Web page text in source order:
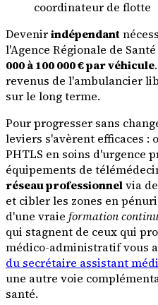
coordinateur de flotte
Devenirindépendant
l'Agence Régionale de
000 à 100 000 € par véhicule
revenus de l'ambulancier
sur le long terme.
Pour progresser sans
leviers s'avèrent efficaces
PHTLS en soins d'urgence
équipements de
réseau professionnelvia
et cibler les zones en
d'une vraie formation
qui stagnent de ceux qui
médico-administratif vous
du secrétaire assistant
une autre voie
santé.